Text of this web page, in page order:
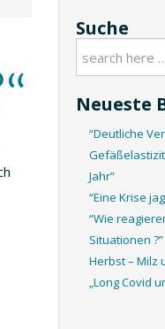
Suche
Neueste
“Deutliche
Jahr”
“Eine Krise
“Wie
Situationen ?”
Herbst – Milz
„Long Covid